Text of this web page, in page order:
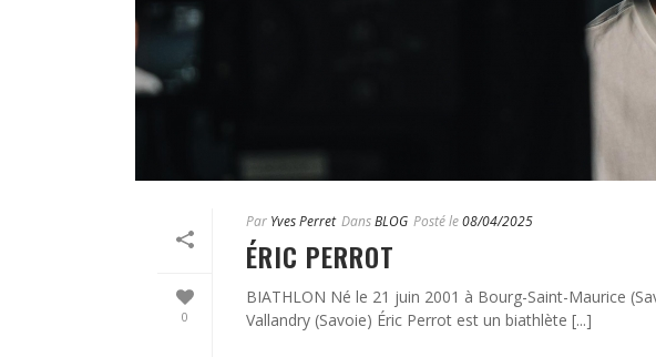
0
Par Yves Perret DansBLOG Posté le08/04/2025
ÉRIC PERROT
BIATHLON Né le 21 juin 2001 à Bourg-Saint-Maurice
Vallandry (Savoie) Éric Perrot est un biathlète [...]